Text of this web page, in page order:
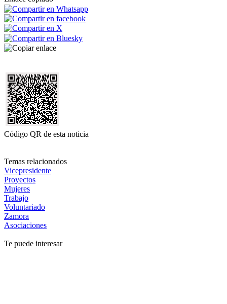
Código QR de esta noticia
Temas relacionados
Vicepresidente
Proyectos
Mujeres
Trabajo
Voluntariado
Zamora
Asociaciones
Te puede interesar